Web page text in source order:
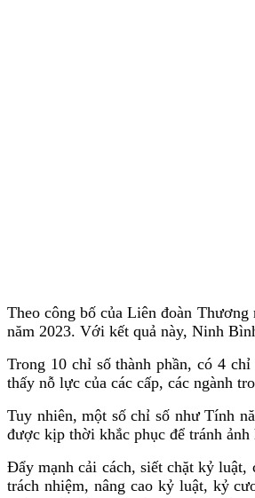
Theo công bố của Liên đoàn
năm 2023. Với kết quả này, Ninh
Trong 10 chỉ số thành phần, có 4
thấy nỗ lực của các cấp, các ngành
Tuy nhiên, một số chỉ số như Tính
được kịp thời khắc phục để tránh
Đẩy mạnh cải cách, siết chặt kỷ
trách nhiệm, nâng cao kỷ luật, kỷ